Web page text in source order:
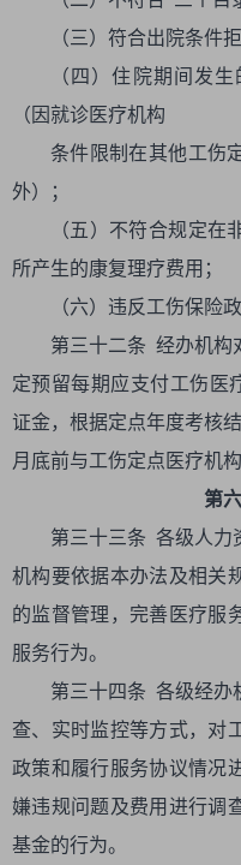
（三）符合出院条件
（四）住院期间发
（因就诊医疗机构
条件限制在其他工伤
外）；
（五）不符合规定在
所产生的康复理疗费用；
（六）违反工伤保险
第三十二条 经办机构
定预留每期应支付工伤医
证金，根据定点年度考核
月底前与工伤定点医疗机构
第
第三十三条 各级人力
机构要依据本办法及相关
的监督管理，完善医疗服
服务行为。
第三十四条 各级经办
查、实时监控等方式，对
政策和履行服务协议情况
嫌违规问题及费用进行调
基金的行为。